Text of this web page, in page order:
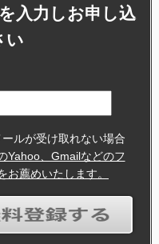
入力しお申し込
い
ルが受け取れない場合
Yahoo、Gmailなどのフ
お薦めいたします。